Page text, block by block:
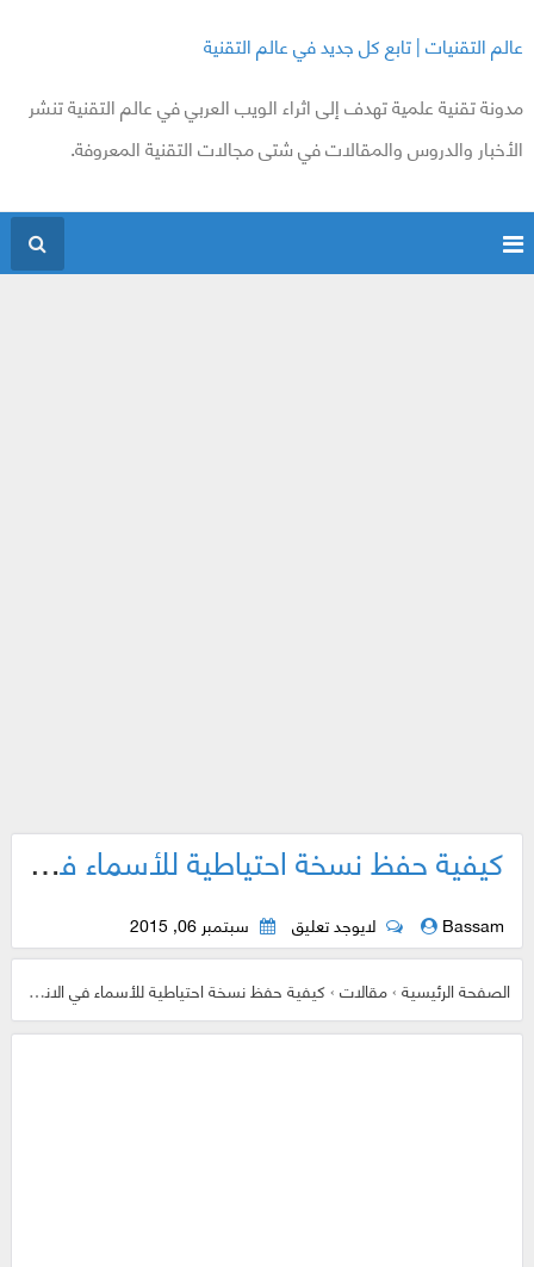
عالم التقنيات | تابع كل جديد في عالم التقنية
مدونة تقنية علمية تهدف إلى اثراء الويب العربي في عالم التقنية تنشر
الأخبار والدروس والمقالات في شتى مجالات التقنية المعروفة.
كيفية حفظ نسخة احتياطية للأسماء في الاندرويد بدون تطبيقات
Bassam لايوجد تعليق سبتمبر 06, 2015
الصفحة الرئيسية›مقالات›كيفية حفظ نسخة احتياطية للأسماء في الاندرويد بدون تطبيقات